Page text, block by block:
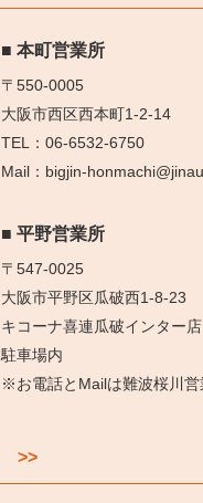
本町営業所
〒550-0005
大阪市西区西本町1-2-14
06-6532-6750
bigjin-
平野営業所
〒547-0025
大阪市平野区瓜破西1-8-23
キコーナ喜連瓜破インター店
駐車場内
※お電話とMailは難波桜川営
>>